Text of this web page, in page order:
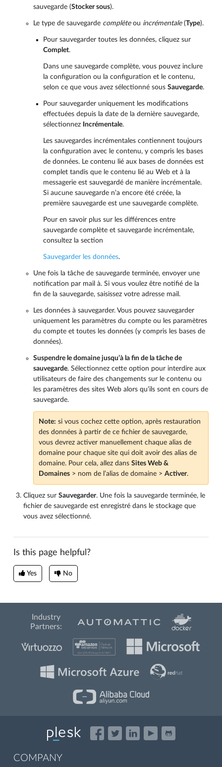
sauvegarde (Stocker sous).
Le type de sauvegarde complèteou incrémentale(Type).
Pour sauvegarder toutes les données, cliquez sur
Complet.
Dans une sauvegarde complète, vous pouvez inclure
la configuration ou la configuration et le contenu,
selon ce que vous avez sélectionné sous Sauvegarde.
Pour sauvegarder uniquement les modifications
effectuées depuis la date de la dernière sauvegarde,
sélectionnez Incrémentale.
Les sauvegardes incrémentales contiennent toujours
la configuration avec le contenu, y compris les bases
de données. Le contenu lié aux bases de données est
complet tandis que le contenu lié au Web et à la
messagerie est sauvegardé de manière incrémentale.
Si aucune sauvegarde n’a encore été créée, la
première sauvegarde est une sauvegarde complète.
Pour en savoir plus sur les différences entre
sauvegarde complète et sauvegarde incrémentale,
consultez la section
Sauvegarder les données.
Une fois la tâche de sauvegarde terminée, envoyer une
notification par mail à. Si vous voulez être notifié de la
fin de la sauvegarde, saisissez votre adresse mail.
Les données à sauvegarder. Vous pouvez sauvegarder
uniquement les paramètres du compte ou les paramètres
du compte et toutes les données (y compris les bases de
données).
Suspendre le domaine jusqu’à la fin de la tâche de
sauvegarde. Sélectionnez cette option pour interdire aux
utilisateurs de faire des changements sur le contenu ou
les paramètres des sites Web alors qu’ils sont en cours de
sauvegarde.
Note: si vous cochez cette option, après restauration
des données à partir de ce fichier de sauvegarde,
vous devrez activer manuellement chaque alias de
domaine pour chaque site qui doit avoir des alias de
domaine. Pour cela, allez dans Sites Web &
Domaines > nom de l’alias de domaine > Activer.
Cliquez sur Sauvegarder. Une fois la sauvegarde terminée, le
fichier de sauvegarde est enregistré dans le stockage que
vous avez sélectionné.
Is this page helpful?
Yes No
Industry
Partners:
COMPANY